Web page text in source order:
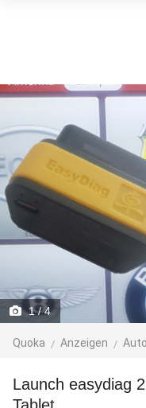
1/ 4
Quoka Anzeigen
Launch easydiag 2.0 X431 OBD2 auf Wunsch